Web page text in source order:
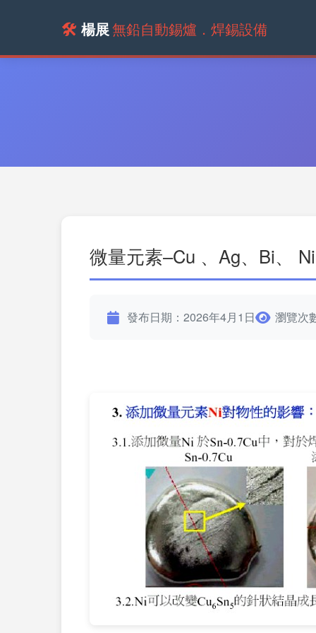
🛠️ 楊展無鉛自動錫爐．焊錫設備
微量元素–Cu 、Ag、Bi、
發布日期：2026年4月1日 瀏覽次